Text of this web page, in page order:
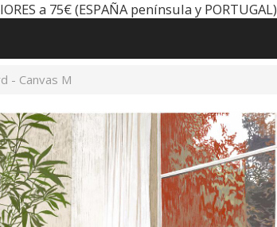
a 75€ (ESPAÑA península y PORTUGAL)
- Canvas M